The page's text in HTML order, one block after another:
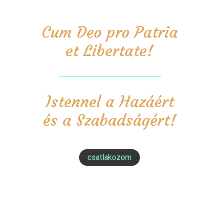
Cum Deo pro Patria
et Libertate!
Istennel a Hazáért
és a Szabadságért!
csatlakozom